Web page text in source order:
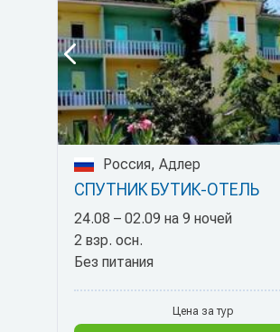
Россия, Адлер
СПУТНИК БУТИК-ОТЕЛЬ
24.08 – 02.09 на 9 ночей
2 взр. осн.
Без питания
Цена за тур